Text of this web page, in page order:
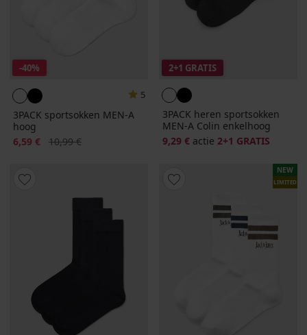
-40%
5
3PACK sportsokken MEN-A
hoog
Korting
6,59 € Oorspronkelijke prijs
10,99 €
2+1 GRATIS
3PACK heren sportsokken
MEN-A Colin enkelhoog
9,29 € actie 2+1 GRATIS
NEW
LIMITED